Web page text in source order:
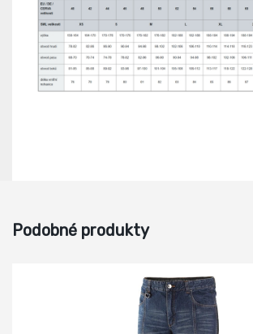
Podobné produkty